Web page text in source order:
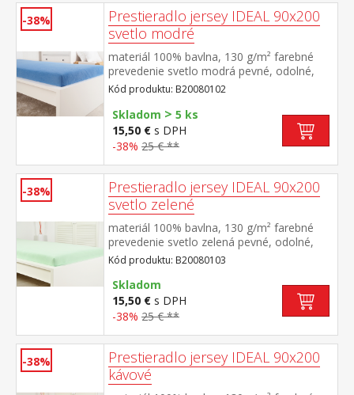
-38%
Prestieradlo jersey IDEAL 90x200
svetlo modré
materiál 100% bavlna, 130 g/m² farebné
prevedenie svetlo modrá pevné, odolné,
stálofarebné, obšité gumou pre matrace do
výšky 25 cm prateľné do 60 °C
Kód produktu: B20080102
Skladom > 5 ks
15,50 € s DPH
-38% 25 € **
-38%
Prestieradlo jersey IDEAL 90x200
svetlo zelené
materiál 100% bavlna, 130 g/m² farebné
prevedenie svetlo zelená pevné, odolné,
stálofarebné, obšité gumou pre matrace do
výšky 25 cm prateľné do 60 °C
Kód produktu: B20080103
Skladom
15,50 € s DPH
-38% 25 € **
-38%
Prestieradlo jersey IDEAL 90x200
kávové